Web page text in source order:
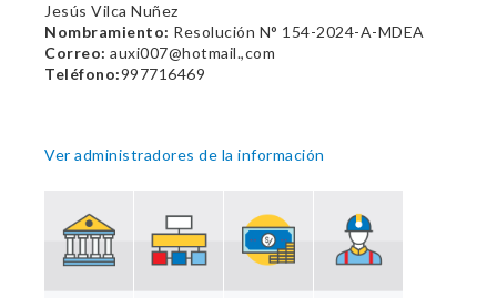
Jesús Vilca Nuñez
Nombramiento: Resolución N° 154-2024-A-MDEA
Correo: auxi007@hotmail.,com
Teléfono:997716469
Ver administradores de la información